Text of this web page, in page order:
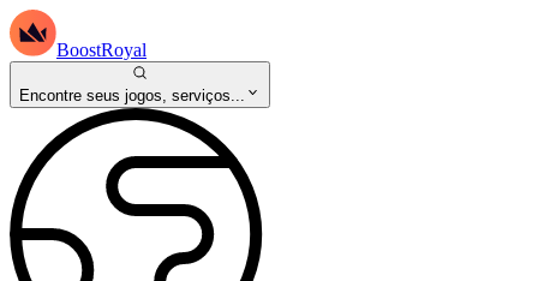
BoostRoyal
Encontre seus jogos, serviços...